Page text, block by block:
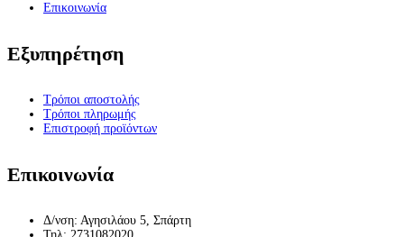
Επικοινωνία
Εξυπηρέτηση
Τρόποι αποστολής
Τρόποι πληρωμής
Επιστροφή προϊόντων
Επικοινωνία
Δ/νση: Αγησιλάου 5, Σπάρτη